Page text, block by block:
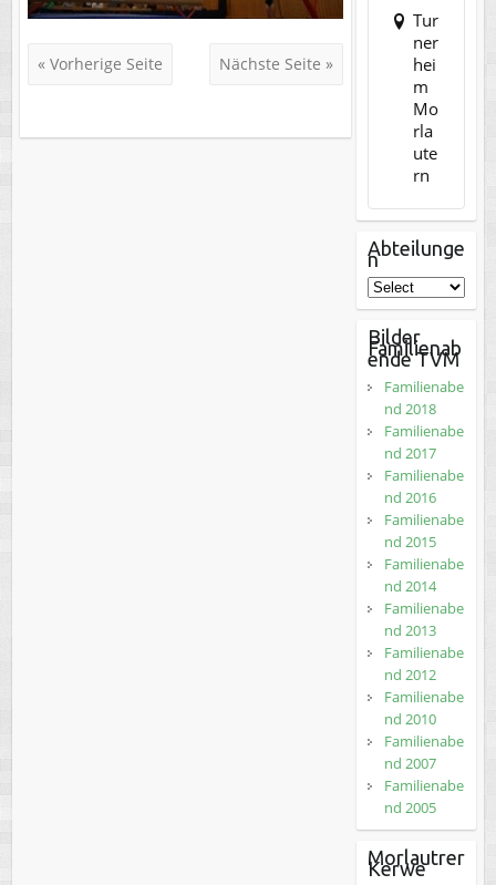
« Vorherige Seite Nächste Seite »
Tur
ner
hei
m
Mo
rla
ute
rn
Abteilunge
n
Bilder
Familienab
ende TVM
Familienabe
nd 2018
Familienabe
nd 2017
Familienabe
nd 2016
Familienabe
nd 2015
Familienabe
nd 2014
Familienabe
nd 2013
Familienabe
nd 2012
Familienabe
nd 2010
Familienabe
nd 2007
Familienabe
nd 2005
Morlautrer
Kerwe